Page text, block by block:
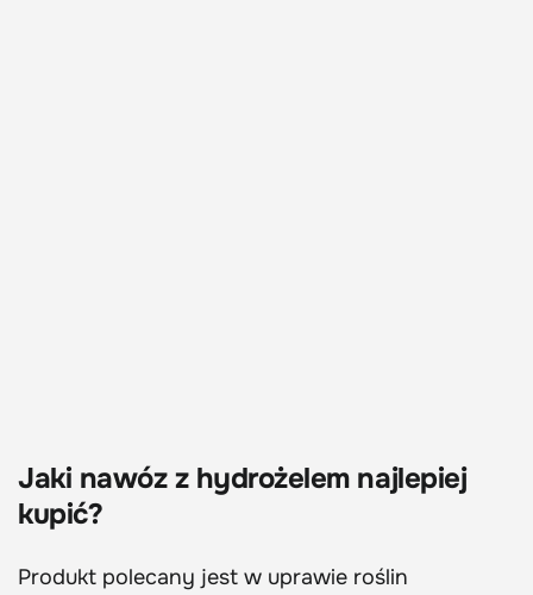
Jaki nawóz z hydrożelem najlepiej
kupić?
Produkt polecany jest w uprawie roślin